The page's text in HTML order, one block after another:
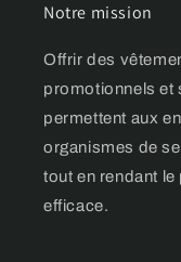
Notre mission
Offrir des
promotionnels et
permettent aux
organismes de
tout en rendant
efficace.